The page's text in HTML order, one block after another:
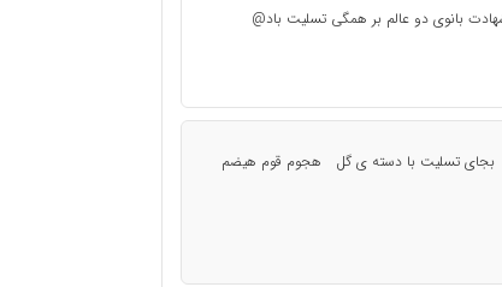
بانوی دو عالم بر همگی تسلیت باد@
تسلیت با دسته ی گل هجوم قوم هیضم